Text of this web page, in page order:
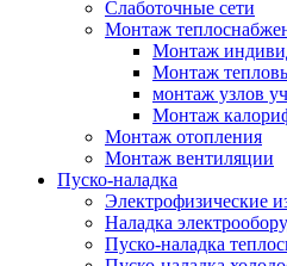
Слаботочные сети
Монтаж
Монтаж
Монтаж
монтаж узлов
Монтаж
Монтаж отопления
Монтаж вентиляции
Пуско-наладка
Электрофизические
Наладка
Пуско-наладка